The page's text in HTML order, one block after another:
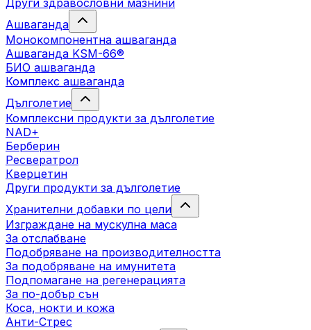
Други здравословни мазнини
Ашваганда
Монокомпонентна ашваганда
Ашваганда KSM-66®
БИО ашваганда
Комплекс ашваганда
Дълголетие
Комплексни продукти за дълголетие
NAD+
Берберин
Ресвератрол
Кверцетин
Други продукти за дълголетие
Хранителни добавки по цели
Изграждане на мускулна маса
За отслабване
Подобряване на производителността
За подобряване на имунитета
Подпомагане на регенерацията
За по-добър сън
Коса, нокти и кожа
Анти-Стрес